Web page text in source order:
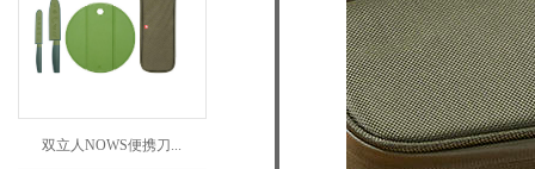
双立人NOWS便携刀...